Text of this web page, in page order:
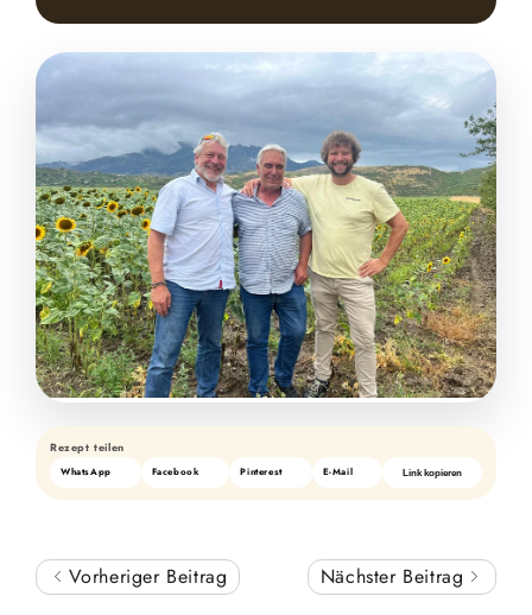
Rezept teilen
WhatsApp Facebook Pinterest E-Mail Link kopieren
Vorheriger Beitrag Nächster Beitrag